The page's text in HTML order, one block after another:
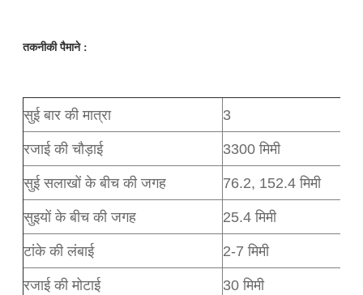
तकनीकी पैमाने :
सुई बार की मात्रा
3
रजाई की चौड़ाई
3300 मिमी
सुई सलाखों के बीच की जगह
76.2, 152.4 मिमी
सुइयों के बीच की जगह
25.4 मिमी
टांके की लंबाई
2-7 मिमी
रजाई की मोटाई
30 मिमी